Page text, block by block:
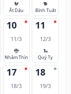
🐓
Ất Dậu
🐕
Bính Tuất
10
11/3
🐉
Nhâm Thìn
11
12/3
🐍
Quý Tỵ
17
18/3
18
19/3